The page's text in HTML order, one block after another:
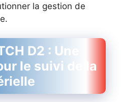
la gestion de
D2 : Une
le suivi de la